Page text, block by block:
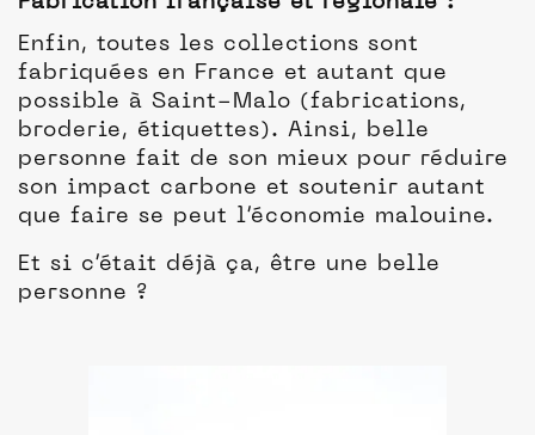
Enfin, toutes les collections sont
fabriquées en France et autant que
possible à Saint-Malo (fabrications,
broderie, étiquettes). Ainsi, belle
personne fait de son mieux pour réduire
son impact carbone et soutenir autant
que faire se peut l’économie malouine.
Et si c’était déjà ça, être une belle
personne ?